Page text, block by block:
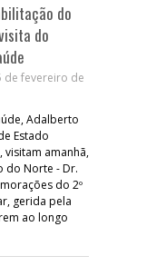
do
do
de fevereiro de
Adalberto
Estado
visitam amanhã,
do Norte - Dr.
do 2º
gerida pela
ao longo